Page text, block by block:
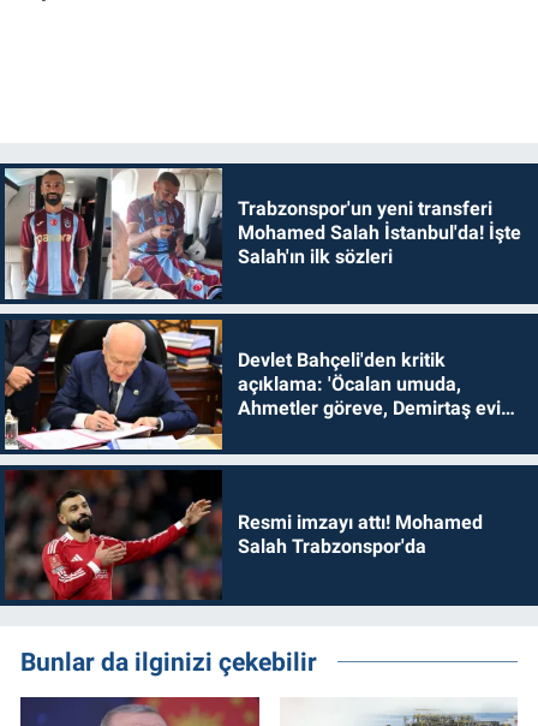
Trabzonspor'un yeni transferi
Mohamed Salah İstanbul'da! İşte
Salah'ın ilk sözleri
Devlet Bahçeli'den kritik
açıklama: 'Öcalan umuda,
Ahmetler göreve, Demirtaş evine
Resmi imzayı attı! Mohamed
Salah Trabzonspor'da
Bunlar da ilginizi çekebilir